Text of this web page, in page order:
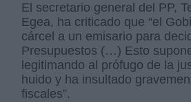
El secretario general del PP,
Egea, ha criticado que “el
cárcel a un emisario para
Presupuestos (…) Esto
legitimando al prófugo de la
huido y ha insultado
fiscales”.